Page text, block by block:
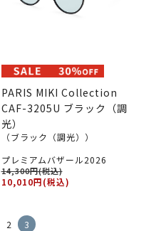
PARIS MIKI Collection
CAF-3205U ブラック（調
光）
（ブラック（調光））
プレミアムバザール2026
14,300円(税込)
10,010円(税込)
2 3